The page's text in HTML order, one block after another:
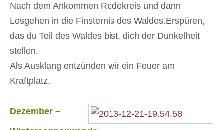
Nach dem Ankommen Redekreis und dann
Losgehen in die Finsternis des Waldes.Erspüren,
das du Teil des Waldes bist, dich der Dunkelheit
stellen.
Als Ausklang entzünden wir ein Feuer am
Kraftplatz.
Dezember –